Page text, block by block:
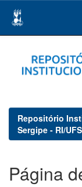
navigation
Repositório
Sergipe - RI/UFS
Página